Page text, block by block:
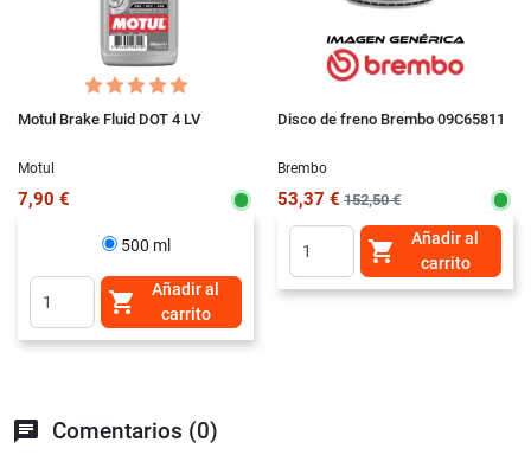
Motul Brake Fluid DOT 4 LV
Motul
7,90 €
500 ml

Añadir al
carrito
Disco de freno Brembo 09C65811
Brembo
53,37 € 152,50 €

Añadir al
carrito
chat Comentarios (0)